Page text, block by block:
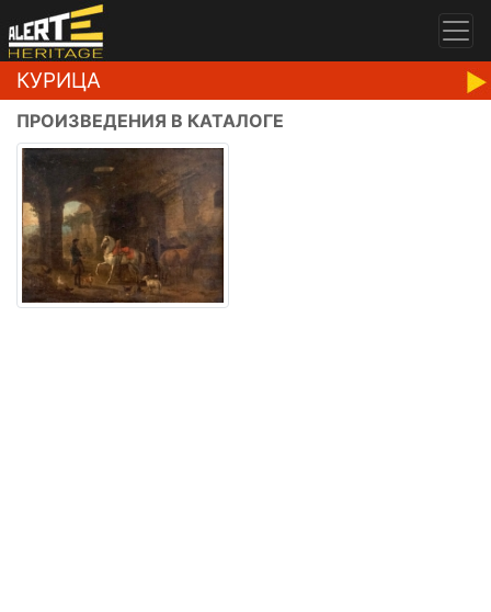
КУРИЦА
ПРОИЗВЕДЕНИЯ В КАТАЛОГЕ